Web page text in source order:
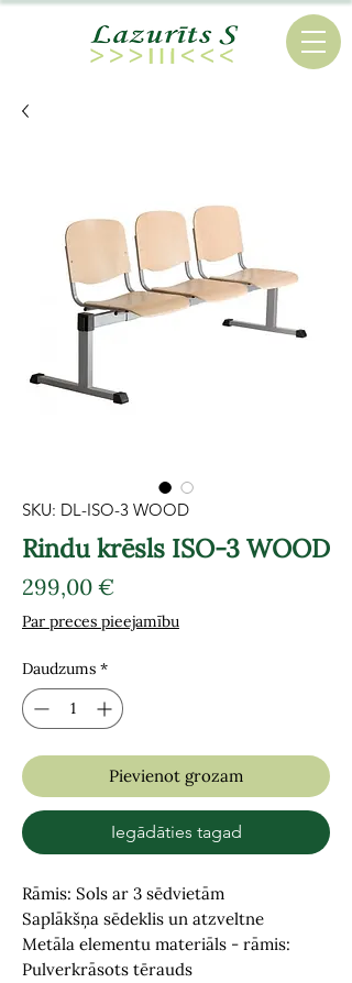
SKU: DL-ISO-3 WOOD
Rindu krēsls ISO-3 WOOD
299,00 €Cena
Par preces pieejamību
Daudzums *
Pievienot grozam
Iegādāties tagad
Rāmis: Sols ar 3 sēdvietām
Saplākšņa sēdeklis un atzveltne
Metāla elementu materiāls - rāmis:
Pulverkrāsots tērauds